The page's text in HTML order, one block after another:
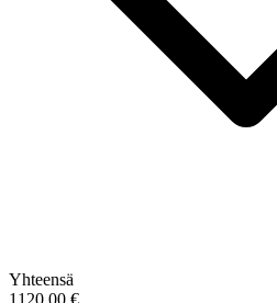
Yhteensä
1120,00 €